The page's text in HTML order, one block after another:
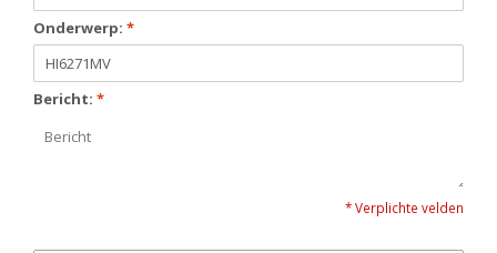
Onderwerp: *
Bericht: *
* Verplichte velden